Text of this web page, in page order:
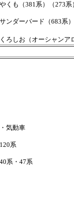
くも（381系）（273系
ンダーバード（683系）
ろしお（オーシャンア
気動車
系
系・47系